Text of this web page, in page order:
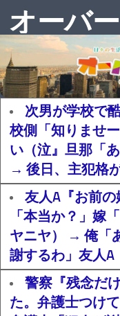
次男が学校で
校側「知りませ
い（泣』旦那「
→ 後日、主犯格
友人A『お前
「本当か？」嫁
ヤニヤ） → 俺「
謝するわ」友人A
警察『残念だ
た。弁護士つけ